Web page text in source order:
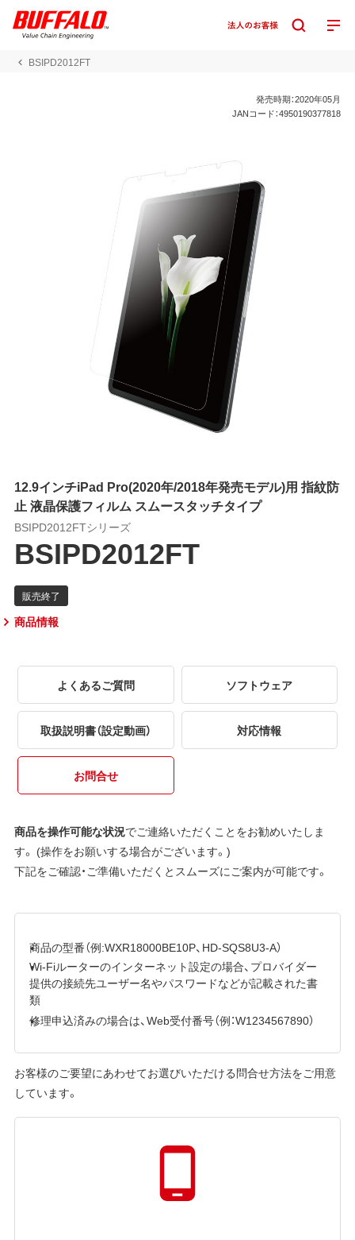
BSIPD2012FT
発売時期：2020年05月
JANコード：4950190377818
12.9インチiPad Pro(2020年/2018年発売モデル)用 指紋防
止 液晶保護フィルム スムースタッチタイプ
BSIPD2012FTシリーズ
BSIPD2012FT
商品情報
よくあるご質問 ソフトウェア
取扱説明書（設定動画） 対応情報
お問合せ
商品を操作可能な状況でご連絡いただくことをお勧めいたしま
す。 (操作をお願いする場合がございます。)
下記をご確認・ご準備いただくとスムーズにご案内が可能です。
商品の型番（例:WXR18000BE10P、HD-SQS8U3-A）
Wi-Fiルーターのインターネット設定の場合、プロバイダー
提供の接続先ユーザー名やパスワードなどが記載された書
類
修理申込済みの場合は、Web受付番号（例：W1234567890）
お客様のご要望にあわせてお選びいただける問合せ方法をご用意
しています。